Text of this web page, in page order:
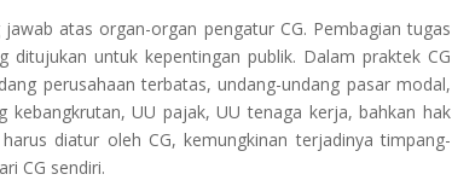
atas organ-organ pengatur CG. Pembagian tugas
untuk kepentingan publik. Dalam praktek CG
perusahaan terbatas, undang-undang pasar modal,
UU pajak, UU tenaga kerja, bahkan hak
diatur oleh CG, kemungkinan terjadinya timpang-
CG sendiri.